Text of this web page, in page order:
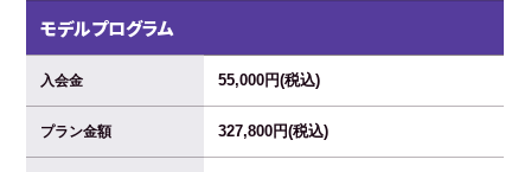
モデルプログラム
入会金 55,000円(税込)
プラン金額 327,800円(税込)